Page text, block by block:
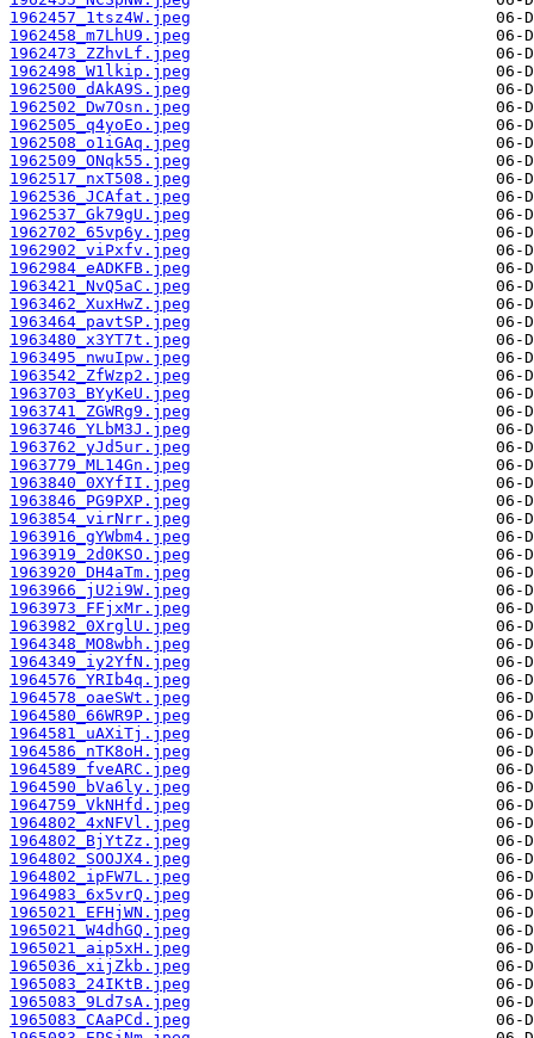
1962457_1tsz4W.jpeg
1962458_m7LhU9.jpeg
1962473_ZZhvLf.jpeg
1962498_W1lkip.jpeg
1962500_dAkA9S.jpeg
1962502_Dw7Osn.jpeg
1962505_q4yoEo.jpeg
1962508_o1iGAq.jpeg
1962509_ONqk55.jpeg
1962517_nxT508.jpeg
1962536_JCAfat.jpeg
1962537_Gk79gU.jpeg
1962702_65vp6y.jpeg
1962902_viPxfv.jpeg
1962984_eADKFB.jpeg
1963421_NvQ5aC.jpeg
1963462_XuxHwZ.jpeg
1963464_pavtSP.jpeg
1963480_x3YT7t.jpeg
1963495_nwuIpw.jpeg
1963542_ZfWzp2.jpeg
1963703_BYyKeU.jpeg
1963741_ZGWRg9.jpeg
1963746_YLbM3J.jpeg
1963762_yJd5ur.jpeg
1963779_ML14Gn.jpeg
1963840_0XYfII.jpeg
1963846_PG9PXP.jpeg
1963854_virNrr.jpeg
1963916_gYWbm4.jpeg
1963919_2d0KSO.jpeg
1963920_DH4aTm.jpeg
1963966_jU2i9W.jpeg
1963973_FFjxMr.jpeg
1963982_0XrglU.jpeg
1964348_MO8wbh.jpeg
1964349_iy2YfN.jpeg
1964576_YRIb4q.jpeg
1964578_oaeSWt.jpeg
1964580_66WR9P.jpeg
1964581_uAXiTj.jpeg
1964586_nTK8oH.jpeg
1964589_fveARC.jpeg
1964590_bVa6ly.jpeg
1964759_VkNHfd.jpeg
1964802_4xNFVl.jpeg
1964802_BjYtZz.jpeg
1964802_SOOJX4.jpeg
1964802_ipFW7L.jpeg
1964983_6x5vrQ.jpeg
1965021_EFHjWN.jpeg
1965021_W4dhGQ.jpeg
1965021_aip5xH.jpeg
1965036_xijZkb.jpeg
1965083_24IKtB.jpeg
1965083_9Ld7sA.jpeg
1965083_CAaPCd.jpeg